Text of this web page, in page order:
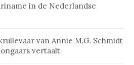
in de Nederlandse
van Annie M.G. Schmidt
vertaalt